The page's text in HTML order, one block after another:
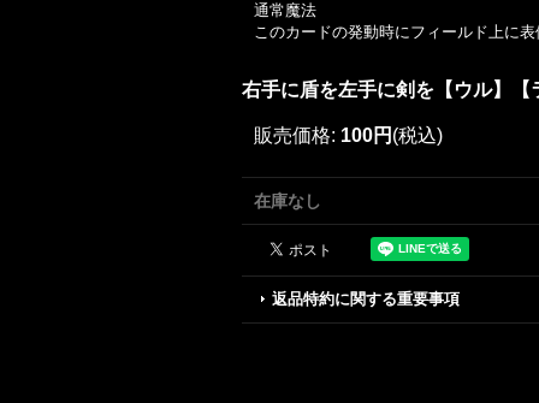
通常魔法
このカードの発動時にフィールド上に
右手に盾を左手に剣を【ウル】【
販売価格: 100円 (税込)
在庫なし
返品特約に関する重要事項